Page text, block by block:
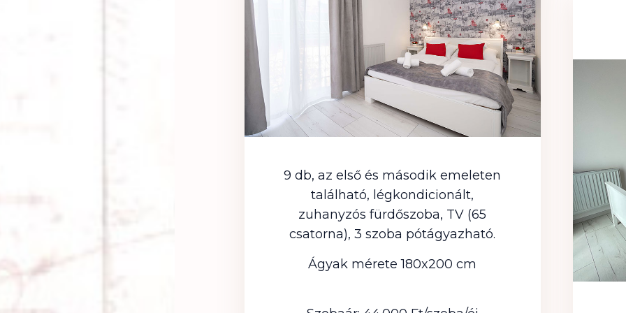
9 db, az első és második emeleten
található, légkondicionált,
zuhanyzós fürdőszoba, TV (65
csatorna), 3 szoba pótágyazható.
Ágyak mérete 180x200 cm